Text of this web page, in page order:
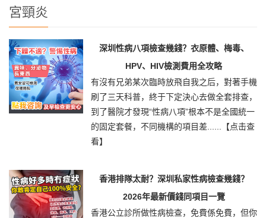
宮頸炎
深圳性病八項檢查幾錢？衣原體、梅毒、
HPV、HIV檢測費用全攻略
有沒有兄弟某次臨時放飛自我之后，對著手機
刷了三天科普，終于下定決心去做全套排查，
到了醫院才發現“性病八項”根本不是全國統一
的固定套餐，不同機構的項目差......
【点击查
看】
香港排隊太耐？深圳私家性病檢查幾錢？
2026年最新價錢同項目一覽
香港公立診所做性病檢查，免費係免費，但你